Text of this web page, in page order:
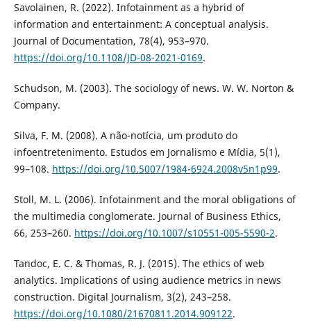
Savolainen, R. (2022). Infotainment as a hybrid of
information and entertainment: A conceptual analysis.
Journal of Documentation, 78(4), 953–970.
https://doi.org/10.1108/JD-08-2021-0169.
Schudson, M. (2003). The sociology of news. W. W. Norton &
Company.
Silva, F. M. (2008). A não-notícia, um produto do
infoentretenimento. Estudos em Jornalismo e Mídia, 5(1),
99–108. https://doi.org/10.5007/1984-6924.2008v5n1p99.
Stoll, M. L. (2006). Infotainment and the moral obligations of
the multimedia conglomerate. Journal of Business Ethics,
66, 253–260. https://doi.org/10.1007/s10551-005-5590-2.
Tandoc, E. C. & Thomas, R. J. (2015). The ethics of web
analytics. Implications of using audience metrics in news
construction. Digital Journalism, 3(2), 243–258.
https://doi.org/10.1080/21670811.2014.909122.